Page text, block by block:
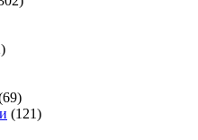
(121)